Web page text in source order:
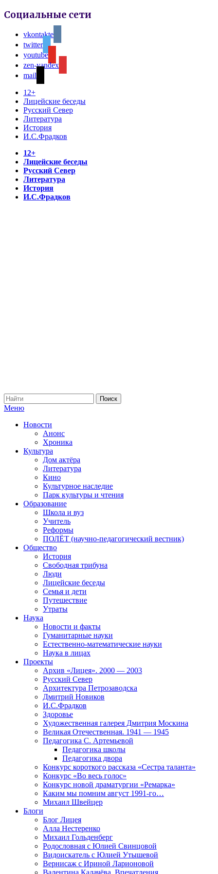
Социальные сети
vkontakte
twitter
youtube
zen-yandex
mail
12+
Лицейские беседы
Русский Север
Литература
История
И.С.Фрадков
12+
Лицейские беседы
Русский Север
Литература
История
И.С.Фрадков
Меню
Новости
Анонс
Хроника
Культура
Дом актёра
Литература
Кино
Культурное наследие
Парк культуры и чтения
Образование
Школа и вуз
Учитель
Реформы
ПОЛЁТ (научно-педагогический вестник)
Общество
История
Свободная трибуна
Люди
Лицейские беседы
Семья и дети
Путешествие
Утраты
Наука
Новости и факты
Гуманитарные науки
Естественно-математические науки
Наука в лицах
Проекты
Архив «Лицея». 2000 — 2003
Русский Север
Архитектура Петрозаводска
Дмитрий Новиков
И.С.Фрадков
Здоровье
Художественная галерея Дмитрия Москина
Великая Отечественная. 1941 — 1945
Педагогика С. Артемьевой
Педагогика школы
Педагогика двора
Конкурс короткого рассказа «Сестра таланта»
Конкурс «Во весь голос»
Конкурс новой драматургии «Ремарка»
Каким мы помним август 1991-го…
Михаил Швейцер
Блоги
Блог Лицея
Алла Нестеренко
Михаил Гольденберг
Родословная с Юлией Свинцовой
Видоискатель с Юлией Утышевой
Вернисаж с Ириной Ларионовой